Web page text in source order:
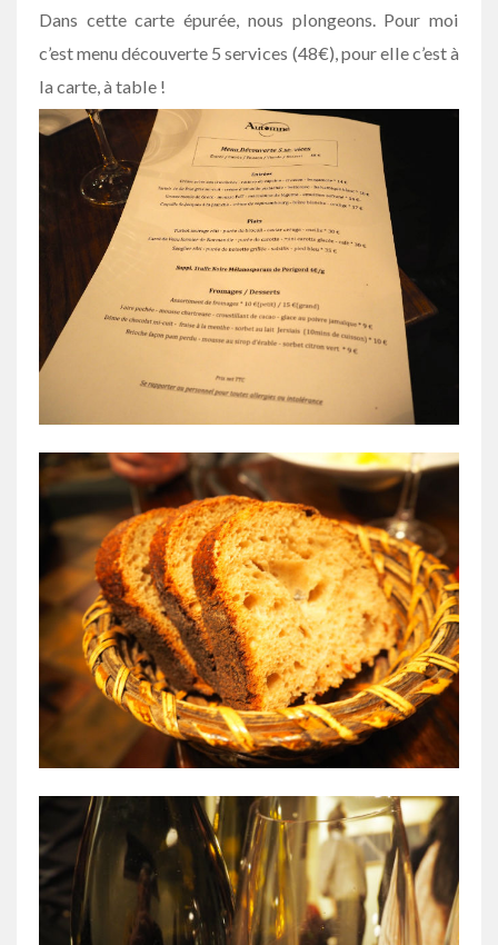
Dans cette carte épurée, nous plongeons. Pour moi
c’est menu découverte 5 services (48€), pour elle c’est à
la carte, à table !